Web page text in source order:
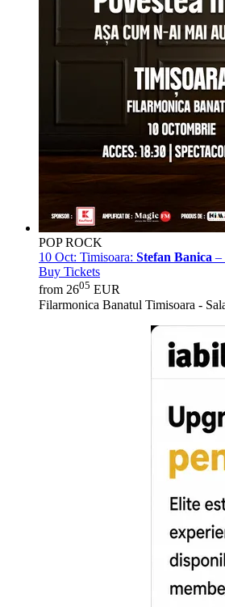
POP ROCK
10 Oct: Timisoara: Stefan Banica –
Buy Tickets
from 2605 EUR
Filarmonica Banatul Timisoara -